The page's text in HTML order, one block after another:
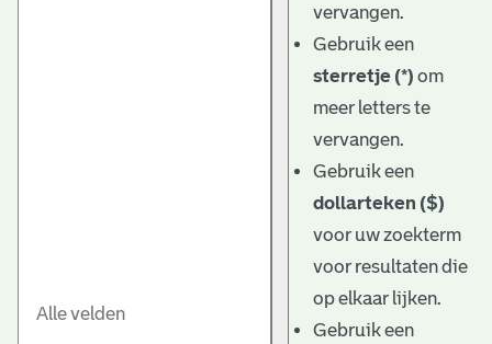
vervangen.
Gebruik een
sterretje (*) om
meer letters te
vervangen.
Gebruik een
dollarteken ($)
voor uw zoekterm
voor resultaten die
op elkaar lijken.
Gebruik een